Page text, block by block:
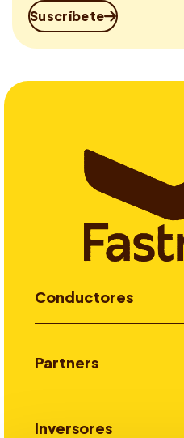
Suscríbete
Conductores
Partners
Inversores